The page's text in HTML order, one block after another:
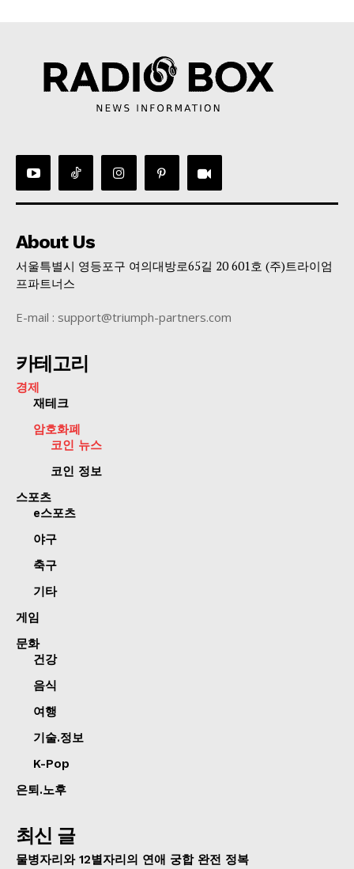
About Us
서울특별시 영등포구 여의대방로65길 20 601호 (주)트라이엄
프파트너스
E-mail : support@triumph-partners.com
카테고리
경제
재테크
암호화폐
코인 뉴스
코인 정보
스포츠
e스포츠
야구
축구
기타
게임
문화
건강
음식
여행
기술.정보
K-Pop
은퇴.노후
최신 글
물병자리와 12별자리의 연애 궁합 완전 정복